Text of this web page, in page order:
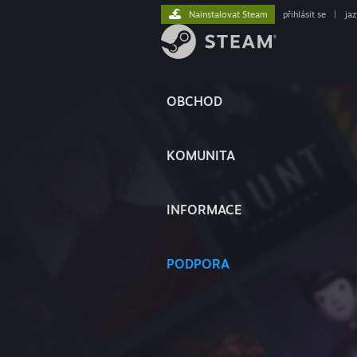
OBCHOD
KOMUNITA
INFORMACE
PODPORA
Nainstalovat Steam přihlásit se